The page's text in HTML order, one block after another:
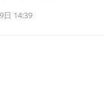
日 14:39